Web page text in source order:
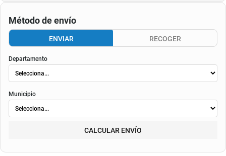
Consulta aquí tu cupo.
El valor final de la cuota dependerá de
la tasa aplicable al momento del otorgamiento del
crédito, de la periodicidad elegida, así como de los costos de fianza, seguro ocostos de
indicados al momento del pago y en el contrato.
Método de envío
ENVIAR